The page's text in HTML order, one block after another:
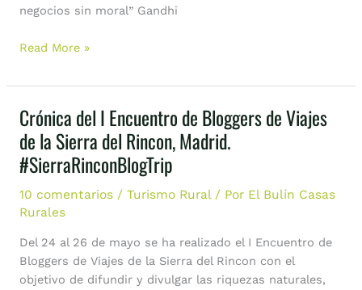
negocios sin moral” Gandhi
Read More »
Crónica del I Encuentro de Bloggers de Viajes
de la Sierra del Rincon, Madrid.
#SierraRinconBlogTrip
10 comentarios / Turismo Rural / Por El Bulín Casas
Rurales
Del 24 al 26 de mayo se ha realizado el I Encuentro de
Bloggers de Viajes de la Sierra del Rincon con el
objetivo de difundir y divulgar las riquezas naturales,
Crónica
del
I
Encuentro
de
Bloggers
Viajes
de
la